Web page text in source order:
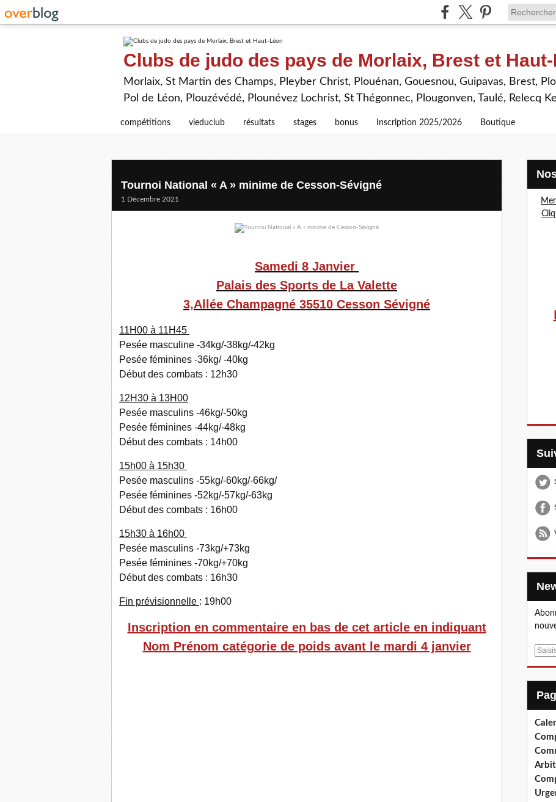
Clubs de judo des pays de Morlaix, Brest et
Morlaix, St Martin des Champs, Pleyber Christ, Plouénan, Gouesnou, Guipavas, Brest,
Pol de Léon, Plouzévédé, Plounévez Lochrist, St Thégonnec, Plougonven, Taulé, Relecq
compétitions vieduclub résultats stages bonus Inscription 2025/2026 Boutique
Tournoi National « A » minime de Cesson-Sévigné
1 Décembre 2021
Samedi 8 Janvier
Palais des Sports de La Valette
3,Allée Champagné 35510 Cesson Sévigné
11H00 à 11H45
Pesée masculine -34kg/-38kg/-42kg
Pesée féminines -36kg/ -40kg
Début des combats : 12h30
12H30 à 13H00
Pesée masculins -46kg/-50kg
Pesée féminines -44kg/-48kg
Début des combats : 14h00
15h00 à 15h30
Pesée masculins -55kg/-60kg/-66kg/
Pesée féminines -52kg/-57kg/-63kg
Début des combats : 16h00
15h30 à 16h00
Pesée masculins -73kg/+73kg
Pesée féminines -70kg/+70kg
Début des combats : 16h30
Fin prévisionnelle : 19h00
Inscription en commentaire en bas de cet article en indiquant
Nom Prénom catégorie de poids avant le mardi 4 janvier
E